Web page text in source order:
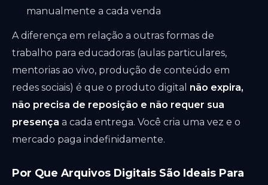
manualmente a cada venda
A diferença em relação a outras formas de
trabalho para educadoras (aulas particulares,
mentorias ao vivo, produção de conteúdo em
redes sociais) é que o produto digital não expira,
não precisa de reposição e não requer sua
presença a cada entrega. Você cria uma vez e o
mercado paga indefinidamente.
Por Que Arquivos Digitais São Ideais Para